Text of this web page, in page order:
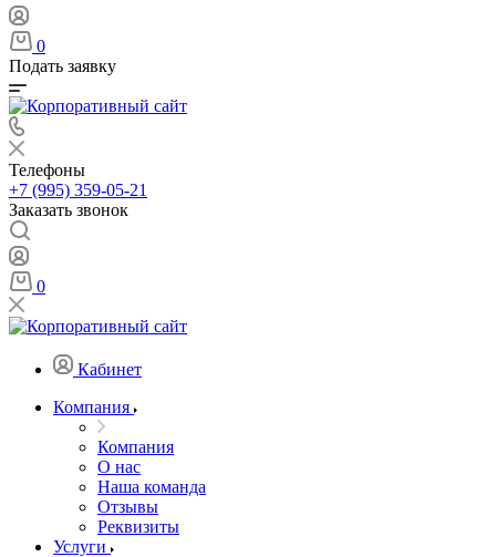
0
Подать заявку
Телефоны
+7 (995) 359-05-21
Заказать звонок
0
Кабинет
Компания
Компания
О нас
Наша команда
Отзывы
Реквизиты
Услуги